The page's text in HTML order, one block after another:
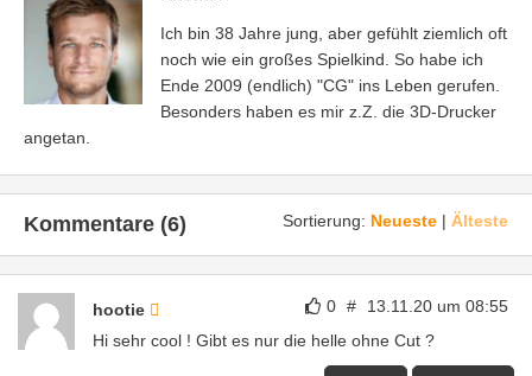
Ich bin 38 Jahre jung, aber gefühlt ziemlich oft
noch wie ein großes Spielkind. So habe ich
Ende 2009 (endlich) "CG" ins Leben gerufen.
Besonders haben es mir z.Z. die 3D-Drucker
angetan.
Sortierung: Neueste | Älteste
Kommentare (6)
0 # 13.11.20 um 08:55
hootie
Hi sehr cool ! Gibt es nur die helle ohne Cut ?